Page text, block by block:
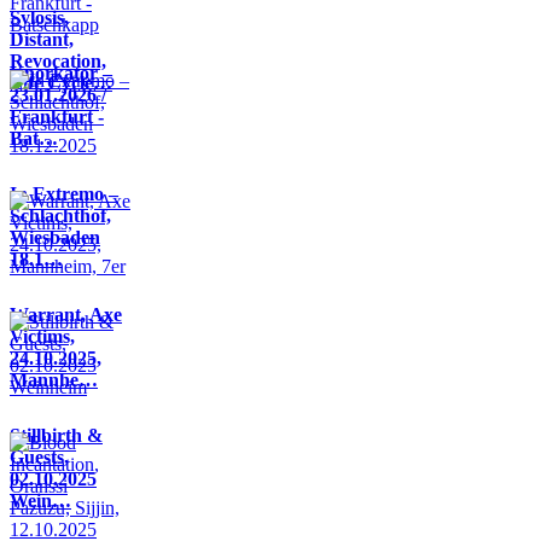
Sylosis,
Distant,
Revocation,
Life Cycle…
Knorkator –
23.01.2026 /
Frankfurt -
Bat…
In Extremo –
Schlachthof,
Wiesbaden
18.1…
Warrant, Axe
Victims,
24.10.2025,
Mannhe…
Stillbirth &
Guests,
02.10.2025
Wein…